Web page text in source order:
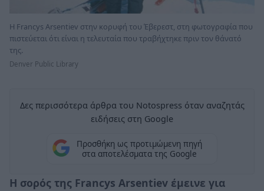
Η Francys Arsentiev στην κορυφή του Έβερεστ, στη φωτογραφία που
πιστεύεται ότι είναι η τελευταία που τραβήχτηκε πριν τον θάνατό
της.
Denver Public Library
Δες περισσότερα άρθρα του Notospress όταν αναζητάς
ειδήσεις στη Google
Προσθήκη ως προτιμώμενη πηγή
στα αποτελέσματα της Google
Η σορός της Francys Arsentiev έμεινε για